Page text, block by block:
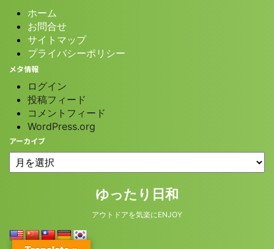
ホーム
お問合せ
サイトマップ
プライバシーポリシー
メタ情報
ログイン
投稿フィード
コメントフィード
WordPress.org
アーカイブ
ゆったり日和
アウトドアを気楽にENJOY
© 2026 ゆったり日和